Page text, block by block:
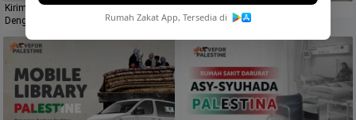
Rumah Zakat App, Tersedia di
Kirim Bantuan Kemanusiaan Palestina
Dengan Airdrop
Mobile Clinic Palestine